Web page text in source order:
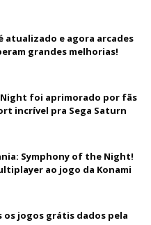
atualizado e agora arcades
grandes melhorias!
foi aprimorado por fãs
incrível pra Sega Saturn
Symphony of the Night!
ao jogo da Konami
os jogos grátis dados pela